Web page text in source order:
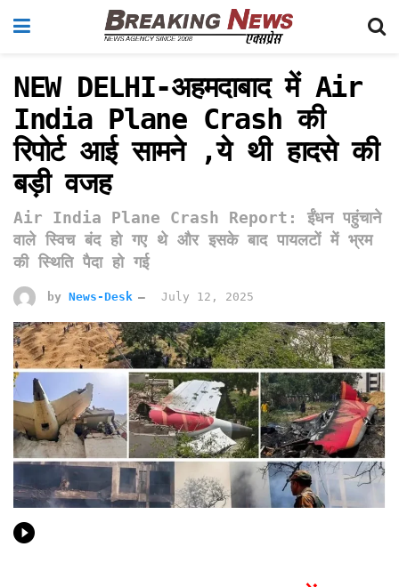
NEW DELHI-अहमदाबाद में Air
India Plane Crash की
रिपोर्ट आई सामने ,ये थी हादसे की
बड़ी वजह
Air India Plane Crash Report: ईंधन पहुंचाने
वाले स्विच बंद हो गए थे और इसके बाद पायलटों में भ्रम
की स्थिति पैदा हो गई
by News-Desk July 12, 2025